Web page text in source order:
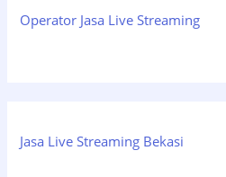
Operator Jasa Live Streaming
Jasa Live Streaming Bekasi